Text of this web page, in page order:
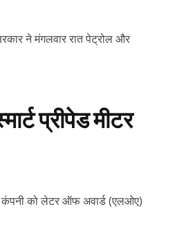
ने मंगलवार रात पेट्रोल और
प्रीपेड मीटर
कंपनी को लेटर ऑफ अवार्ड (एलओए)